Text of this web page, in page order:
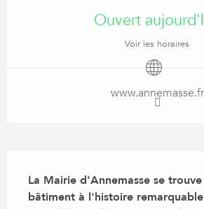
Ouvert
Voir les horaires
www.annemasse.fr
La Mairie d'Annemasse se
bâtiment à l'histoire